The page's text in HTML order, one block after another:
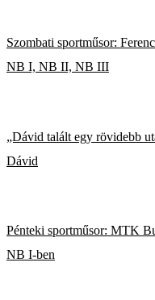
Szombati sportműsor:
NB I, NB II, NB III
„Dávid talált egy rövidebb
Dávid
Pénteki sportműsor: MTK
NB I-ben